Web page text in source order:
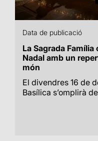
Data de publicació
La Sagrada
Nadal amb un
món
El divendres 16 de
Basílica s’omplirà